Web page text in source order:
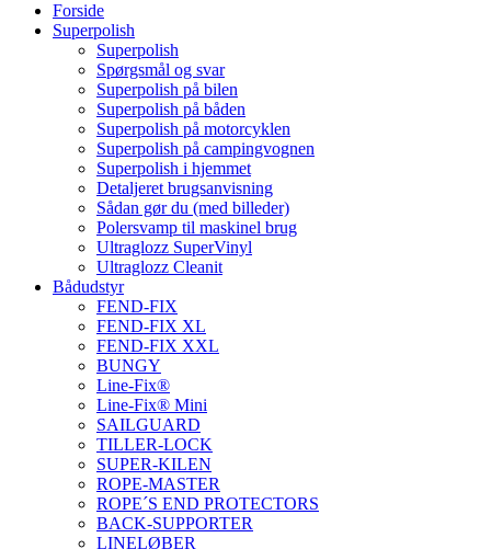
Forside
Superpolish
Superpolish
Spørgsmål og svar
Superpolish på bilen
Superpolish på båden
Superpolish på motorcyklen
Superpolish på campingvognen
Superpolish i hjemmet
Detaljeret brugsanvisning
Sådan gør du (med billeder)
Polersvamp til maskinel brug
Ultraglozz SuperVinyl
Ultraglozz Cleanit
Bådudstyr
FEND-FIX
FEND-FIX XL
FEND-FIX XXL
BUNGY
Line-Fix®
Line-Fix® Mini
SAILGUARD
TILLER-LOCK
SUPER-KILEN
ROPE-MASTER
ROPE´S END PROTECTORS
BACK-SUPPORTER
LINELØBER